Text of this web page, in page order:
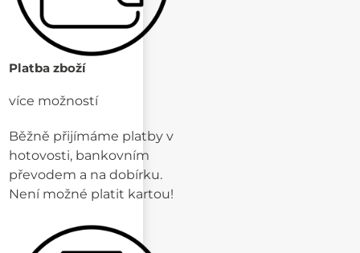
Platba zboží
více možností
Běžně přijímáme platby v
hotovosti, bankovním
převodem a na dobírku.
Není možné platit kartou!